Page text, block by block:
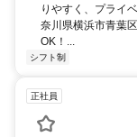
りやすく、プライ
奈川県横浜市青葉
OK！...
シフト制
正社員